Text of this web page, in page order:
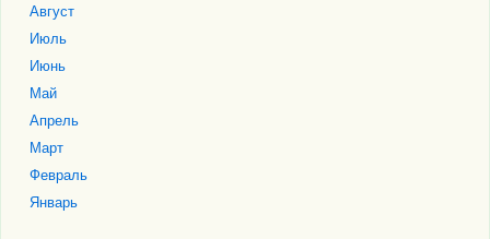
Август
Июль
Июнь
Май
Апрель
Март
Февраль
Январь